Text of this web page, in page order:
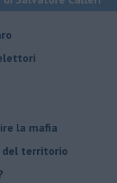
la mafia
del territorio